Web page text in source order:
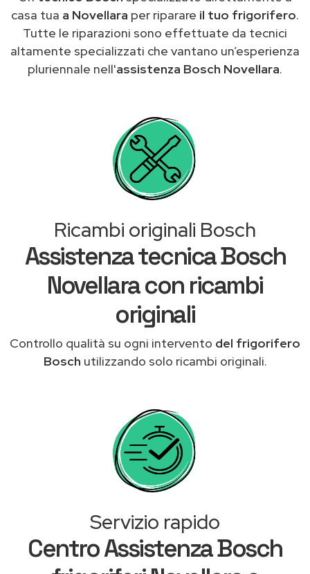
casa tua a Novellara per riparare il tuo frigorifero.
Tutte le riparazioni sono effettuate da tecnici
altamente specializzati che vantano un’esperienza
pluriennale nell'assistenza Bosch Novellara.
Ricambi originali Bosch
Assistenza tecnica Bosch
Novellara con ricambi
originali
Controllo qualità su ogni intervento del frigorifero
Bosch utilizzando solo ricambi originali.
Servizio rapido
Centro Assistenza Bosch